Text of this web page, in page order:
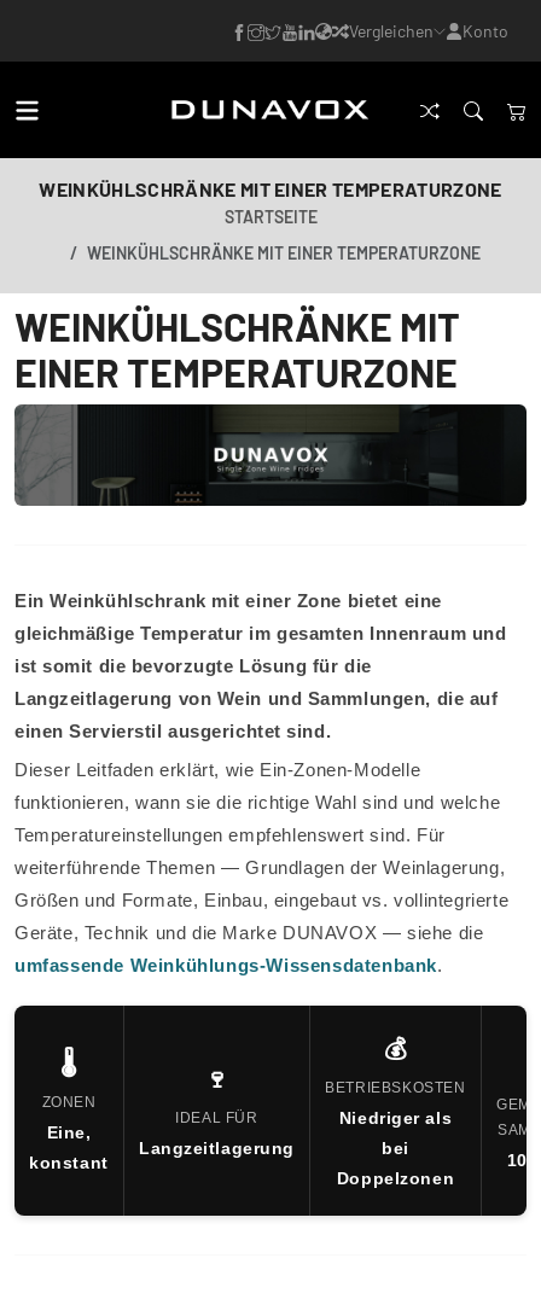
Vergleichen Konto
WEINKÜHLSCHRÄNKE MIT EINER TEMPERATURZONE
STARTSEITE
WEINKÜHLSCHRÄNKE MIT EINER TEMPERATURZONE
WEINKÜHLSCHRÄNKE MIT
EINER TEMPERATURZONE
Ein Wein­kühlschrank mit einer Zone bietet eine
gleichmäßige Temperatur im gesamten Innenraum und
ist somit die bevorzugte Lösung für die
Langzeitlagerung von Wein und Sammlungen, die auf
einen Servierstil ausgerichtet sind.
Dieser Leitfaden erklärt, wie Ein-Zonen-Modelle
funktionieren, wann sie die richtige Wahl sind und welche
Temperatureinstellungen empfehlenswert sind. Für
weiterführende Themen — Grundlagen der Weinlagerung,
Größen und Formate, Einbau, eingebaut vs. vollintegrierte
Geräte, Technik und die Marke DUNAVOX — siehe die
umfassende Wein­kühlungs-Wissensdatenbank.
🌡️
ZONEN
Eine,
konstant
🍷
IDEAL FÜR
Langzeitlagerung
💰
BETRIEBSKOSTEN
Niedriger als
bei
Doppelzonen